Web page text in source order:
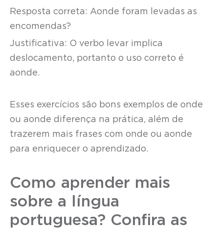
Resposta correta: Aonde foram levadas as
encomendas?
Justificativa: O verbo levar implica
deslocamento, portanto o uso correto é
aonde.
Esses exercícios são bons exemplos de onde
ou aonde diferença na prática, além de
trazerem mais frases com onde ou aonde
para enriquecer o aprendizado.
Como aprender mais
sobre a língua
portuguesa? Confira as